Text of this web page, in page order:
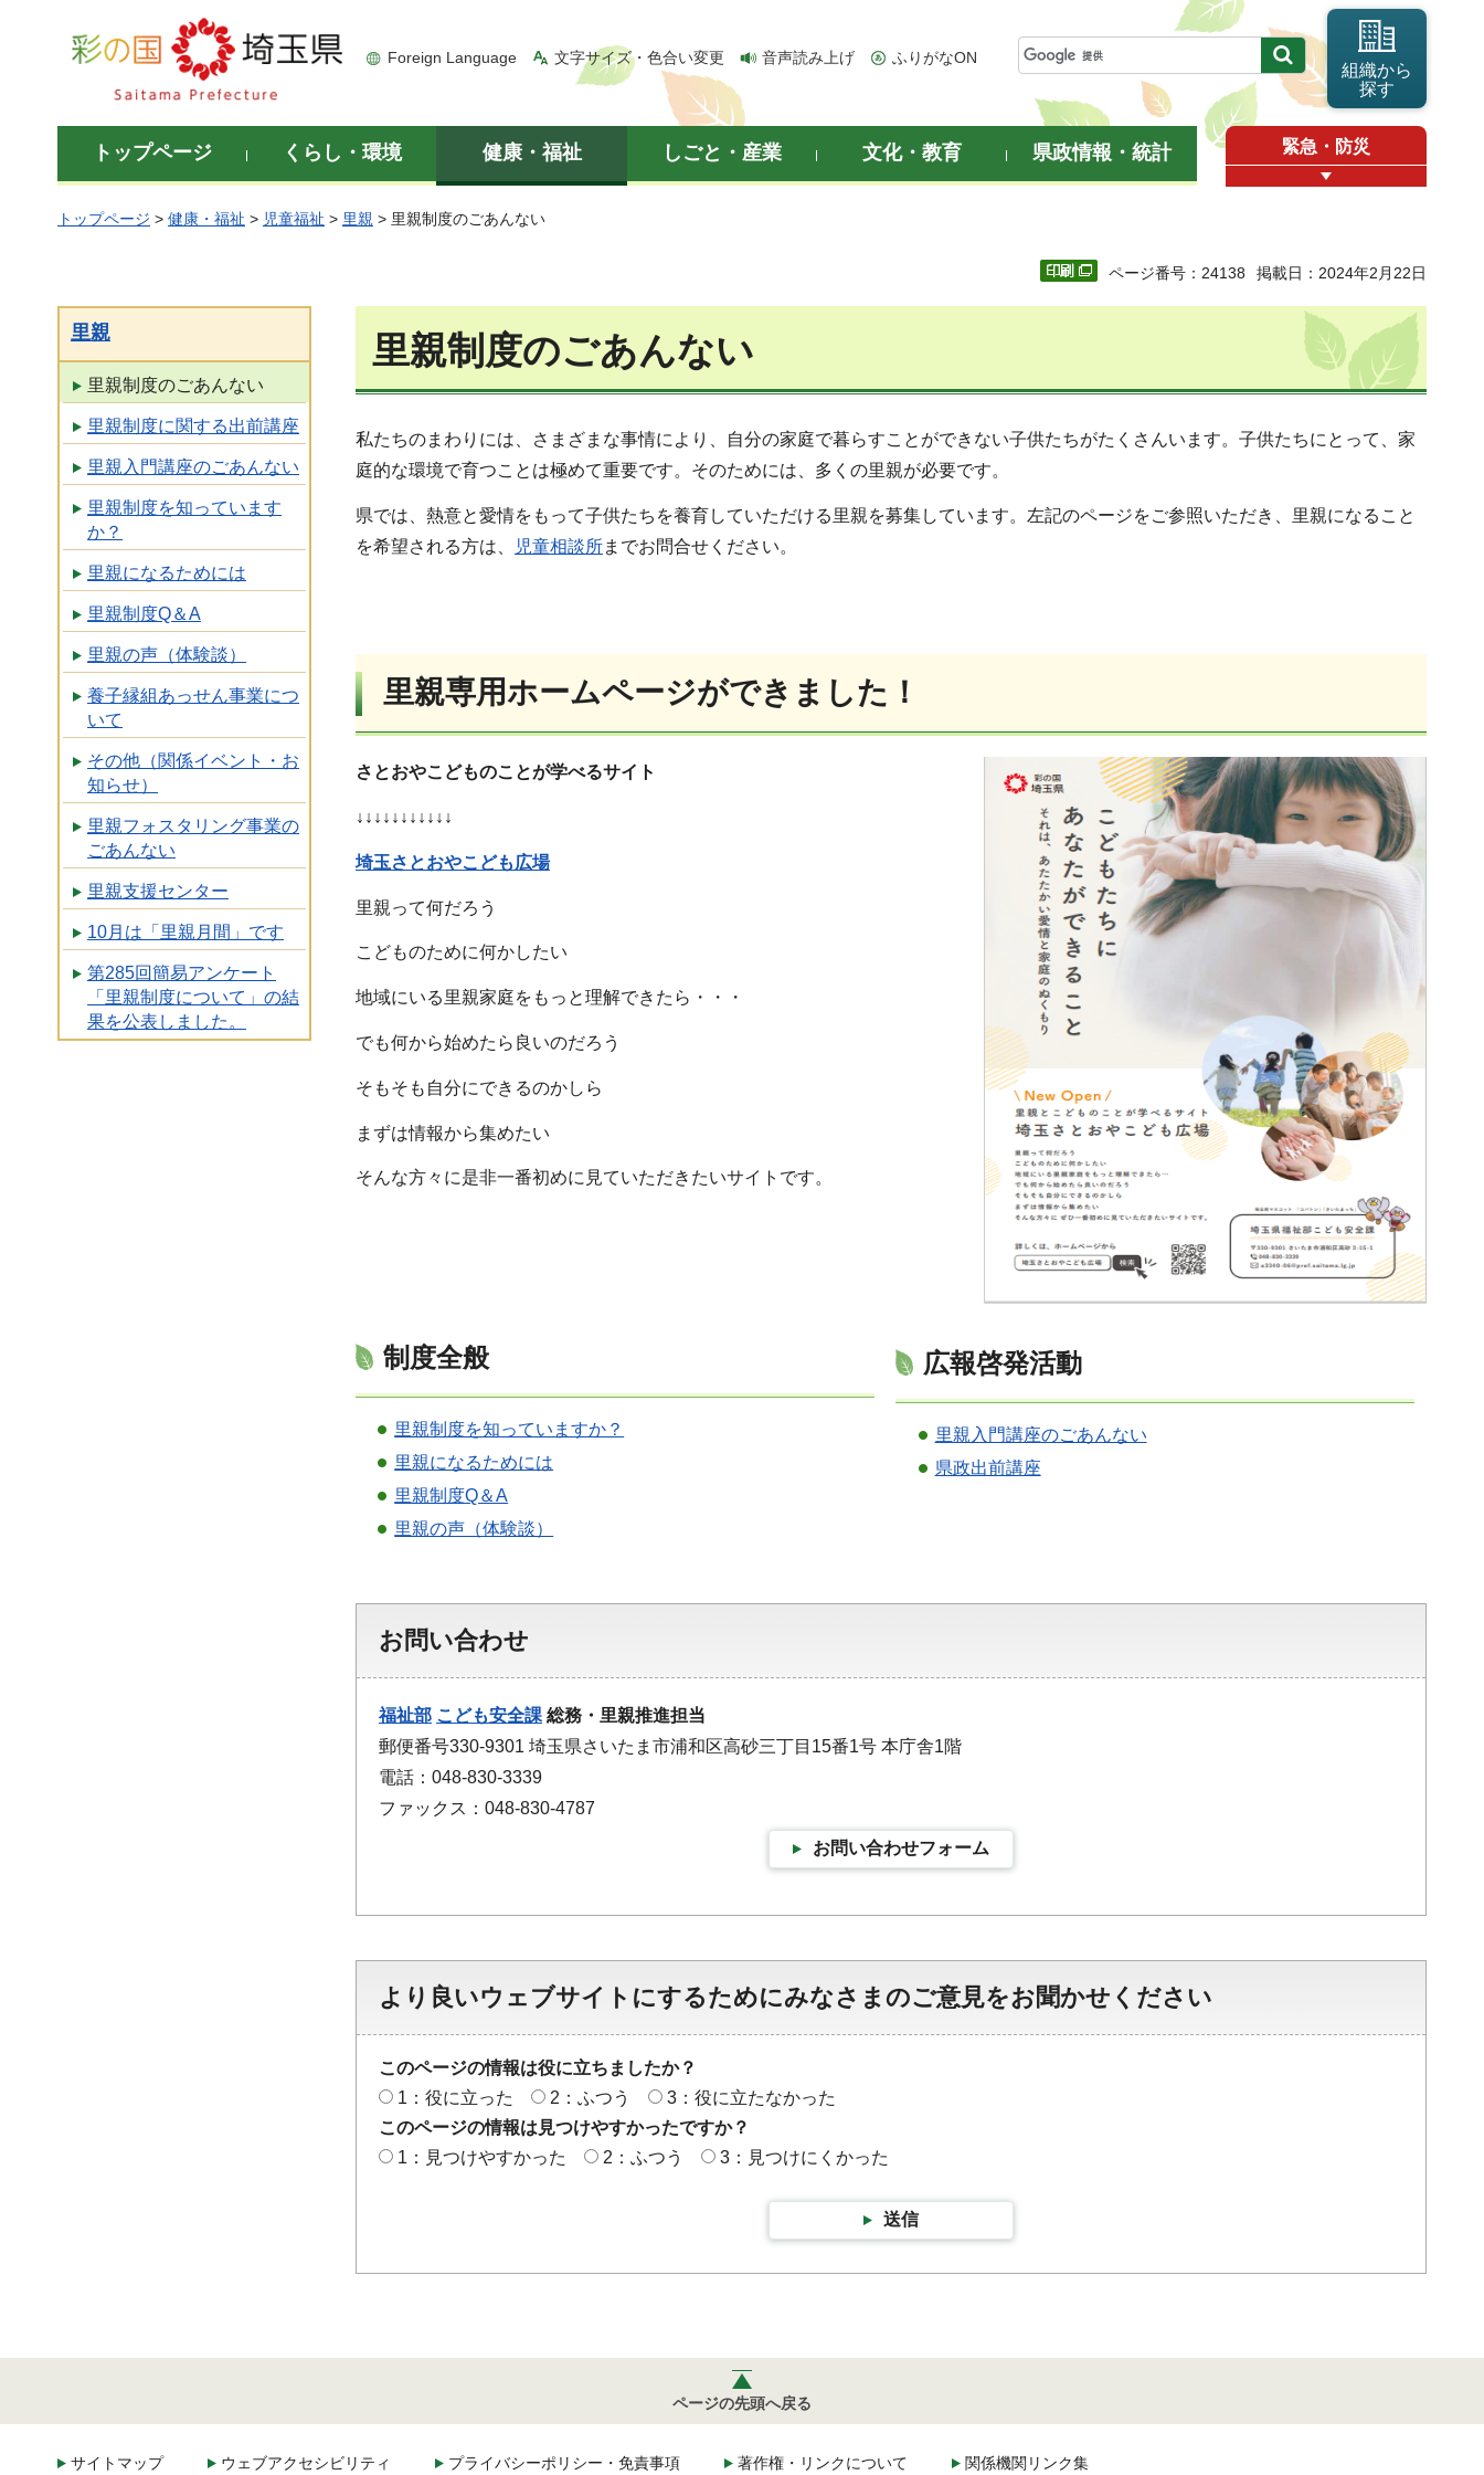
彩の国 埼玉県
Foreign Language 文字サイズ・色合い変更 音声読み上げ ふりがなON
組織から
探す
トップページ くらし・環境 健康・福祉 しごと・産業 文化・教育 県政情報・統計 緊急・防災
トップページ > 健康・福祉 > 児童福祉 > 里親 > 里親制度のごあんない
ページ番号：24138 掲載日：2024年2月22日
里親
里親制度のごあんない
里親制度に関する出前講座
里親入門講座のごあんない
里親制度を知っています
か？
里親になるためには
里親制度Q＆A
里親の声（体験談）
養子縁組あっせん事業につ
いて
その他（関係イベント・お
知らせ）
里親フォスタリング事業の
ごあんない
里親支援センター
10月は「里親月間」です
第285回簡易アンケート
「里親制度について」の結
果を公表しました。
里親制度のごあんない
私たちのまわりには、さまざまな事情により、自分の家庭で暮らすことができない子供たちがたくさんいます。子供たちにとって、家
庭的な環境で育つことは極めて重要です。そのためには、多くの里親が必要です。
県では、熱意と愛情をもって子供たちを養育していただける里親を募集しています。左記のページをご参照いただき、里親になること
を希望される方は、
児童相談所までお問合せください。
里親専用ホームページができました！
さとおやこどものことが学べるサイト
↓↓↓↓↓↓↓↓↓↓↓
埼玉さとおやこども広場
里親って何だろう
こどものために何かしたい
地域にいる里親家庭をもっと理解できたら・・・
でも何から始めたら良いのだろう
そもそも自分にできるのかしら
まずは情報から集めたい
そんな方々に是非一番初めに見ていただきたいサイトです。
制度全般
里親制度を知っていますか？
里親になるためには
里親制度Q＆A
里親の声（体験談）
広報啓発活動
里親入門講座のごあんない
県政出前講座
お問い合わせ
福祉部 こども安全課 総務・里親推進担当
郵便番号330-9301 埼玉県さいたま市浦和区高砂三丁目15番1号 本庁舎1階
電話：048-830-3339
ファックス：048-830-4787
お問い合わせフォーム
より良いウェブサイトにするためにみなさまのご意見をお聞かせください
このページの情報は役に立ちましたか？
1：役に立った
2：ふつう
3：役に立たなかった
このページの情報は見つけやすかったですか？
1：見つけやすかった
2：ふつう 3：見つけにくかった
送信
ページの先頭へ戻る
サイトマップ ウェブアクセシビリティ プライバシーポリシー・免責事項 著作権・リンクについて 関係機関リンク集